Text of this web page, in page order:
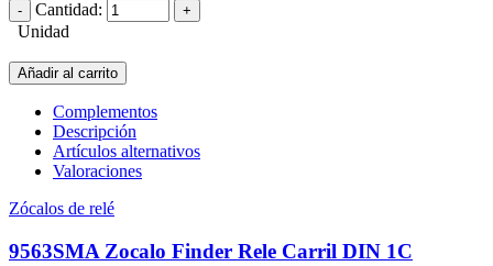
Cantidad:
Unidad
Añadir al carrito
Complementos
Descripción
Artículos alternativos
Valoraciones
Zócalos de relé
9563SMA Zocalo Finder Rele Carril DIN 1C